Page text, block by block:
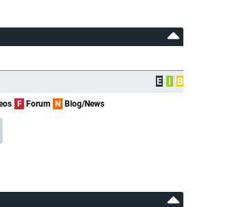
E I B
F Forum N Blog/News